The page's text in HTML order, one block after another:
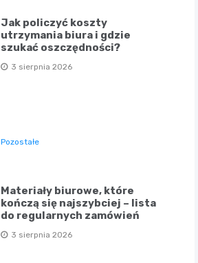
Jak policzyć koszty
utrzymania biura i gdzie
szukać oszczędności?
3 sierpnia 2026
Pozostałe
Materiały biurowe, które
kończą się najszybciej – lista
do regularnych zamówień
3 sierpnia 2026